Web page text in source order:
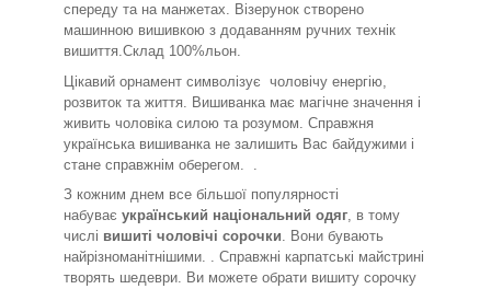
спереду та на манжетах. Візерунок створено
машинною вишивкою з додаванням ручних технік
вишиття.Склад 100%льон.
Цікавий орнамент символізує чоловічу енергію,
розвиток та життя. Вишиванка має магічне значення і
живить чоловіка силою та розумом. Справжня
українська вишиванка не залишить Вас байдужими і
стане справжнім оберегом. .
З кожним днем все більшої популярності
набуває український національний одяг, в тому
числі вишиті чоловічі сорочки. Вони бувають
найрізноманітнішими. . Справжні карпатські майстрині
творять шедеври. Ви можете обрати вишиту сорочку